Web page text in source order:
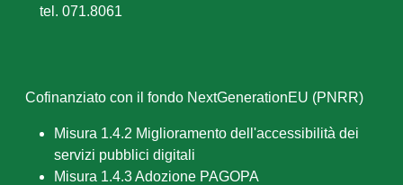
tel. 071.8061
Cofinanziato con il fondo NextGenerationEU (PNRR)
Misura 1.4.2 Miglioramento dell'accessibilità dei
servizi pubblici digitali
Misura 1.4.3 Adozione PAGOPA